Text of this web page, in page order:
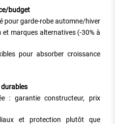
budget
pour garde-robe automne/hiver
et marques alternatives (-30% à
pour absorber croissance
: garantie constructeur, prix
et protection plutôt que